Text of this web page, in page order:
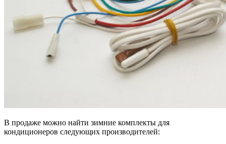
В продаже можно найти зимние комплекты для
кондиционеров следующих производителей: